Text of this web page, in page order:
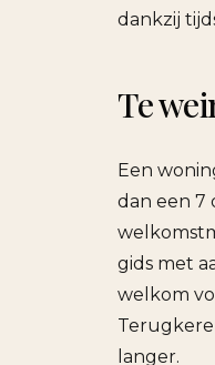
dankzij
Te
Een
dan een 7
gids met
welkom
langer.